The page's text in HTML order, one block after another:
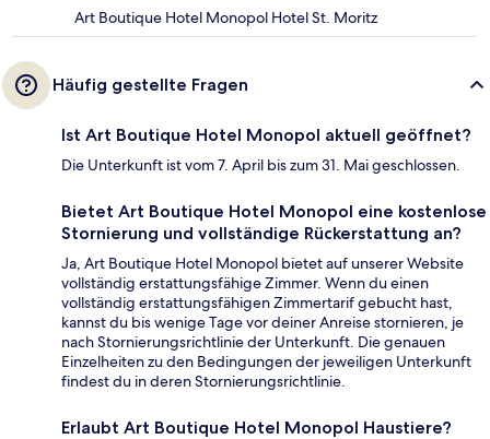
Art Boutique Hotel Monopol Hotel St. Moritz
Häufig gestellte Fragen
Ist Art Boutique Hotel Monopol aktuell geöffnet?
Die Unterkunft ist vom 7. April bis zum 31. Mai geschlossen.
Bietet Art Boutique Hotel Monopol eine kostenlose
Stornierung und vollständige Rückerstattung an?
Ja, Art Boutique Hotel Monopol bietet auf unserer Website
vollständig erstattungsfähige Zimmer. Wenn du einen
vollständig erstattungsfähigen Zimmertarif gebucht hast,
kannst du bis wenige Tage vor deiner Anreise stornieren, je
nach Stornierungsrichtlinie der Unterkunft. Die genauen
Einzelheiten zu den Bedingungen der jeweiligen Unterkunft
findest du in deren Stornierungsrichtlinie.
Erlaubt Art Boutique Hotel Monopol Haustiere?